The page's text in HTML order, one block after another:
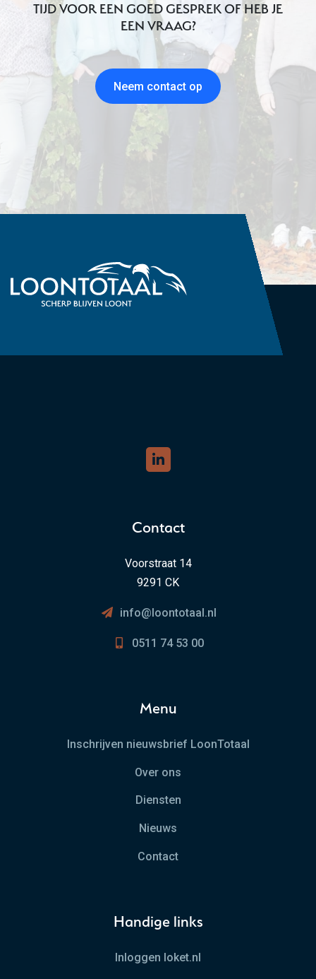
TIJD VOOR EEN GOED GESPREK OF HEB JE
EEN VRAAG?
Neem contact op
Contact
Voorstraat 14
9291 CK
info@loontotaal.nl
0511 74 53 00
Menu
Inschrijven nieuwsbrief LoonTotaal
Over ons
Diensten
Nieuws
Contact
Handige links
Inloggen loket.nl